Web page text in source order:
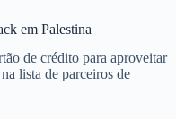
em Palestina
de crédito para aproveitar
lista de parceiros de